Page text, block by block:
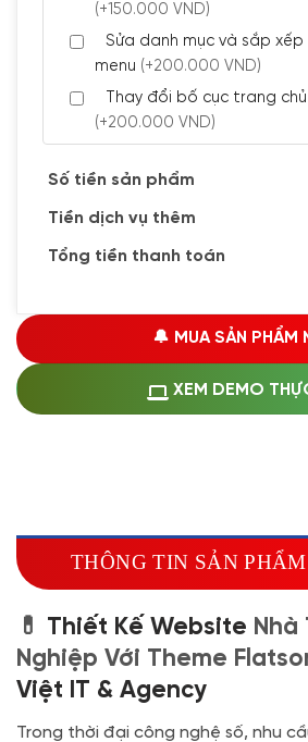
(+150.000 VND)
Sửa danh mục và sắp xếp
menu (+200.000 VND)
Thay đổi bố cục trang
(+200.000 VND)
(+300.000 VND)
🔰 CÀI ĐẶT PLUGINS
Cài đặt plugin theo yêu
Cài plugin xử lý thanh
ngân hàng vietcombank,
Zalopay, QR code...(+1.500.000
🔰 MUA KÈM DỊCH VỤ
theme kèm hosting trong năm đầu
hosting
🔰 MUA KÈM TÊN MIỀN
Tên miền Quốc tế
Tên miền Việt Nam
Số tiền sản phẩm
Tiền dịch vụ thêm
Tổng tiền thanh toán
🔔 MUA SẢN PHẨM
XEM DEMO
THÔNG TIN SẢN PHẨM
💊 Thiết Kế Website
Nghiệp Với Theme
Việt IT & Agency
Trong thời đại công nghệ số, nhu